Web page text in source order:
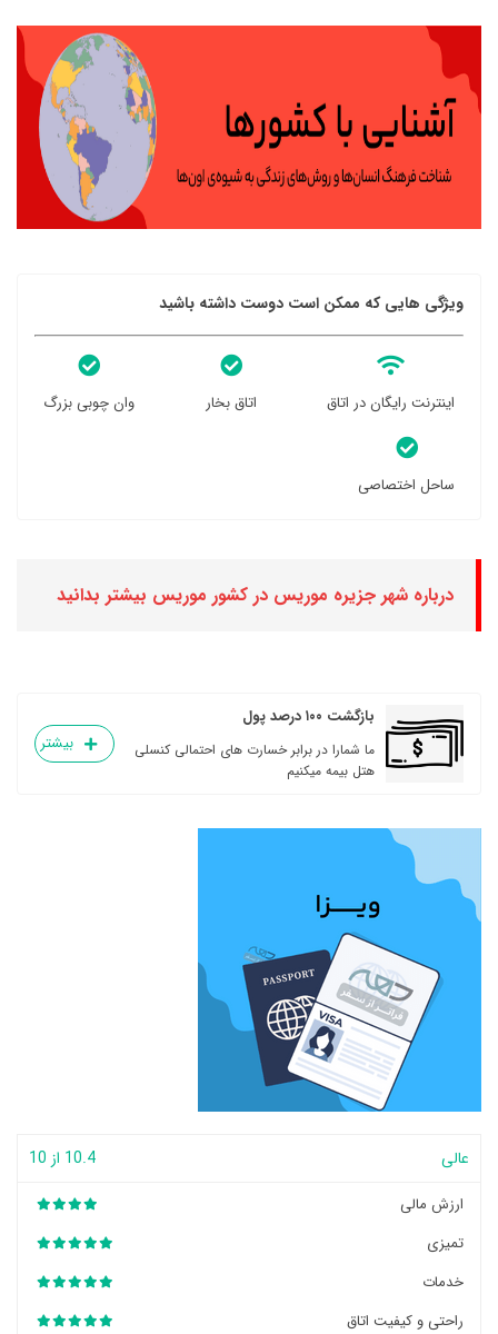
ویژگی هایی که ممکن است دوست داشته باشید
اینترنت رایگان در اتاق اتاق بخار وان چوبی بزرگ
ساحل اختصاصی
درباره شهر جزیره موریس در کشور موریس بیشتر بدانید
بازگشت ۱۰۰ درصد پول
ما شمارا در برابر خسارت های احتمالی کنسلی
هتل بیمه میکنیم
بیشتر
عالی 10.4 از 10
ارزش مالی
تمیزی
خدمات
راحتی و کیفیت اتاق